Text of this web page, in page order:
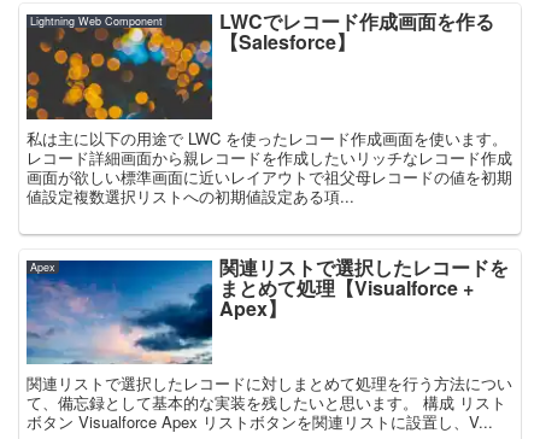
Lightning Web Component LWCでレコード作成画面を作る
【Salesforce】
私は主に以下の用途で LWC を使ったレコード作成画面を使います。
レコード詳細画面から親レコードを作成したいリッチなレコード作成
画面が欲しい標準画面に近いレイアウトで祖父母レコードの値を初期
値設定複数選択リストへの初期値設定ある項...
Apex 関連リストで選択したレコードを
まとめて処理【Visualforce +
Apex】
関連リストで選択したレコードに対しまとめて処理を行う方法につい
て、備忘録として基本的な実装を残したいと思います。 構成 リスト
ボタン Visualforce Apex リストボタンを関連リストに設置し、V...